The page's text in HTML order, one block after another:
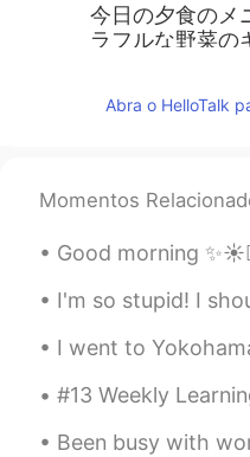
今日の夕食のメ
ラフルな野菜の
菜がのったキツ
ので、写真を撮
実は味は
まぁまぁ
盛り付けがちょ
ので、写真を撮
Izumi
ラフルな野菜の
Abra o HelloTalk
Momentos
Good morning ✨☀️🚴‍♀️ It's another lovely
I'm so stupid! I should have not stop using
I went to Yokohama strawberry festival and
#13 Weekly Learning - Russian 📝 Hello HT
Been busy with work the whole day and